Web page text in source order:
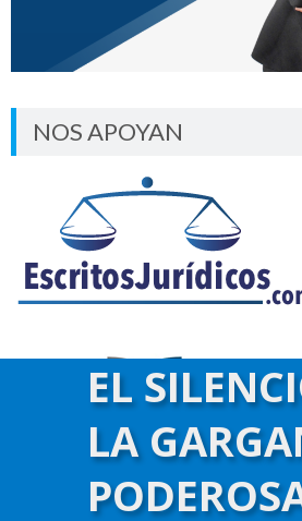
NOS APOYAN
EL
LA